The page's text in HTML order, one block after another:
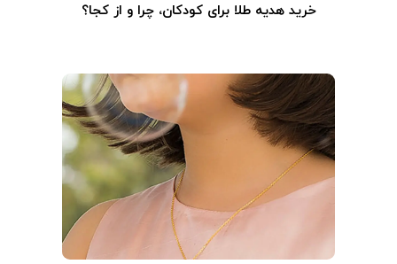
خرید هدیه طلا برای کودکان، چرا و از کجا؟